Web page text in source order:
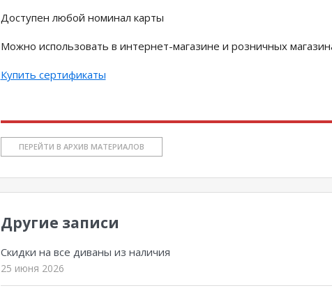
Доступен любой номинал карты
Можно использовать в интернет-магазине и розничных
Купить сертификаты
ПЕРЕЙТИ В АРХИВ МАТЕРИАЛОВ
Другие записи
Скидки на все диваны из наличия
25 июня 2026